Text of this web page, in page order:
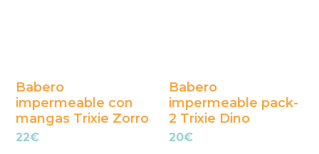
Babero
impermeable con
mangas Trixie Zorro
22€
Babero
impermeable pack-
2 Trixie Dino
20€